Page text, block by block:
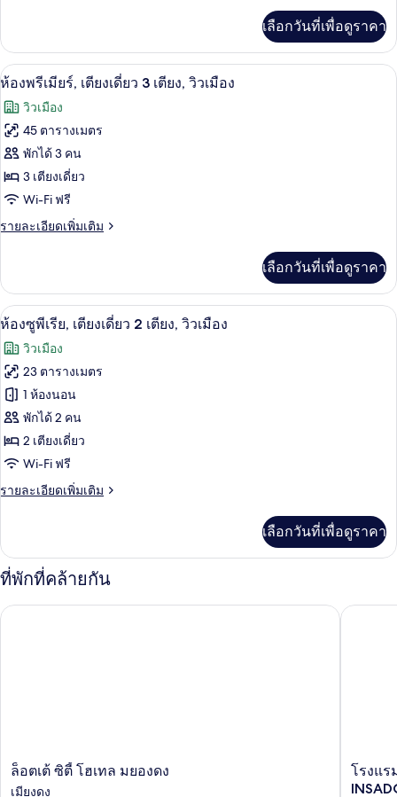
2
เตียง,
วิว
เมือง
เกี่ยว
กับ
ห้อง
เตียง
ใหญ่
เตียง,
วิว
เมือง
เลือกวันที่เพื่อดูราคา
เปิด
ภาพถ่าย
ทั้งหมด
ของ
ห้อง
พรีเมียร์,
เตียง
3
เตียง,
วิว
เมือง
ห้องพรีเมียร์, เตียงเดี่ยว 3 เตียง, วิว
5
ห้องพรีเมียร์, เตียงเดี่ยว 3 เตียง, วิวเมือง
วิวเมือง
45 ตารางเมตร
พักได้ 3 คน
3 เตียงเดี่ยว
Wi-Fi ฟรี
รายละเอียดเพิ่มเติม
ราย
เกี่ยว
กับ
ห้อง
พรีเมียร์,
เตียง
เดี่ยว
3
เตียง,
วิว
เมือง
เลือกวันที่เพื่อดูราคา
เปิด
ภาพถ่าย
ทั้งหมด
ของ
ห้อง
ซู
พี
เรีย,
เดี่ยว
2
วิว
ห้องซูพีเรีย, เตียงเดี่ยว 2 เตียง, วิวเ
6
ห้องซูพีเรีย, เตียงเดี่ยว 2 เตียง, วิวเมือง
วิวเมือง
23 ตารางเมตร
1 ห้องนอน
พักได้ 2 คน
2 เตียงเดี่ยว
Wi-Fi ฟรี
รายละเอียดเพิ่มเติม
ราย
เกี่ยว
กับ
ห้อง
พี
เลือกวันที่เพื่อดูราคา
ที่พักที่คล้ายกัน
ล็อต
เต้
ล็อตเต้ ซิตี้ โฮเทล มยองดง
เมียงดง
ล็อตเต้ ซิตี้ โฮเทล มยองดง
โรงแรม
NINE
โรงแร
โรงแรม